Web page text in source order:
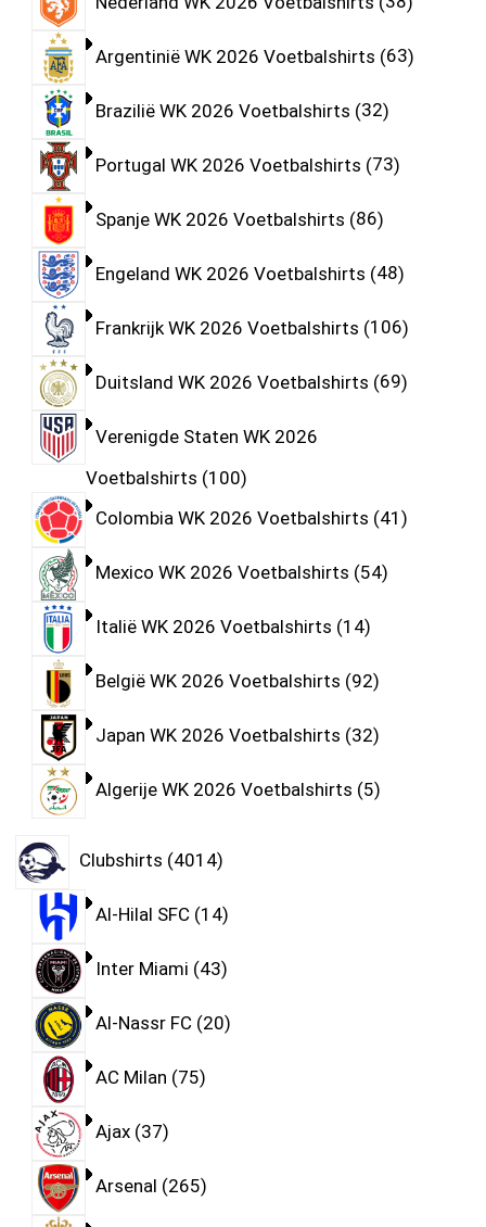
Argentinië WK 2026 Voetbalshirts 63
Brazilië WK 2026 Voetbalshirts 32
Portugal WK 2026 Voetbalshirts 73
Spanje WK 2026 Voetbalshirts 86
Engeland WK 2026 Voetbalshirts 48
Frankrijk WK 2026 Voetbalshirts 106
Duitsland WK 2026 Voetbalshirts 69
Verenigde Staten WK 2026
Voetbalshirts 100
Colombia WK 2026 Voetbalshirts 41
Mexico WK 2026 Voetbalshirts 54
Italië WK 2026 Voetbalshirts 14
België WK 2026 Voetbalshirts 92
Japan WK 2026 Voetbalshirts 32
Algerije WK 2026 Voetbalshirts 5
Clubshirts 4014
Al-Hilal SFC 14
Inter Miami 43
Al-Nassr FC 20
AC Milan 75
Ajax 37
Arsenal 265